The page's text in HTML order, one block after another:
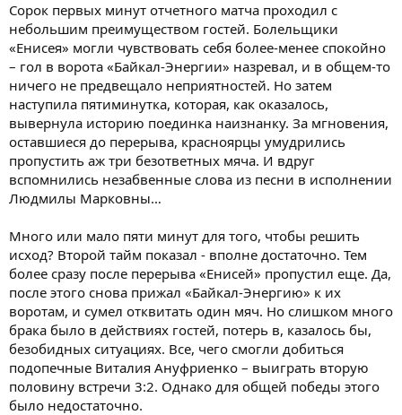
Сорок первых минут отчетного матча проходил с
небольшим преимуществом гостей. Болельщики
«Енисея» могли чувствовать себя более-менее спокойно
– гол в ворота «Байкал-Энергии» назревал, и в общем-то
ничего не предвещало неприятностей. Но затем
наступила пятиминутка, которая, как оказалось,
вывернула историю поединка наизнанку. За мгновения,
оставшиеся до перерыва, красноярцы умудрились
пропустить аж три безответных мяча. И вдруг
вспомнились незабвенные слова из песни в исполнении
Людмилы Марковны…
Много или мало пяти минут для того, чтобы решить
исход? Второй тайм показал - вполне достаточно. Тем
более сразу после перерыва «Енисей» пропустил еще. Да,
после этого снова прижал «Байкал-Энергию» к их
воротам, и сумел отквитать один мяч. Но слишком много
брака было в действиях гостей, потерь в, казалось бы,
безобидных ситуациях. Все, чего смогли добиться
подопечные Виталия Ануфриенко – выиграть вторую
половину встречи 3:2. Однако для общей победы этого
было недостаточно.